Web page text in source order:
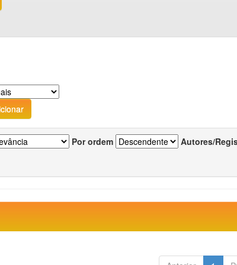
Por ordem Autores/